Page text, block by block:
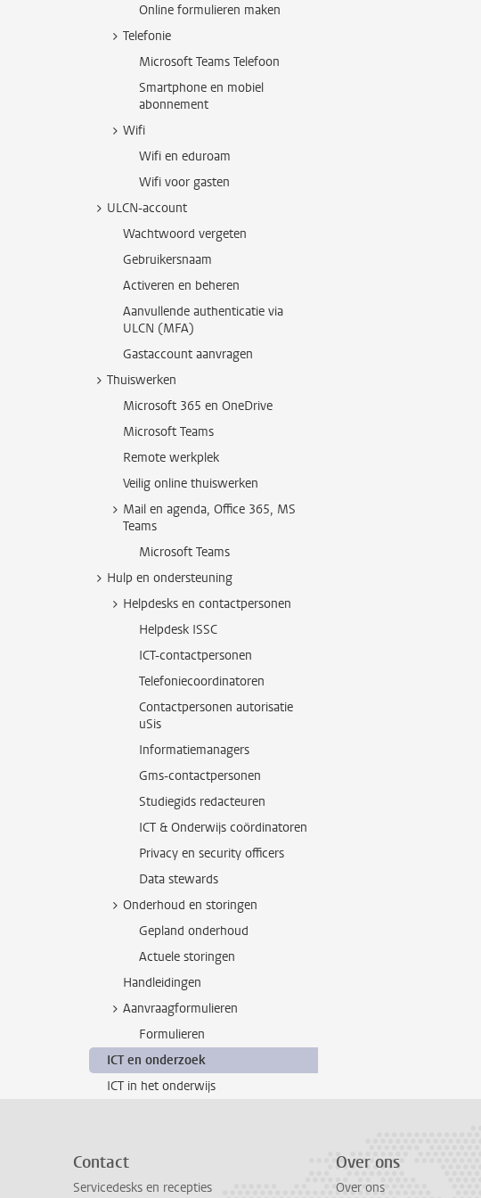
Online formulieren maken
Telefonie
Microsoft Teams Telefoon
Smartphone en mobiel
abonnement
Wifi
Wifi en eduroam
Wifi voor gasten
ULCN-account
Wachtwoord vergeten
Gebruikersnaam
Activeren en beheren
Aanvullende authenticatie via
ULCN (MFA)
Gastaccount aanvragen
Thuiswerken
Microsoft 365 en OneDrive
Microsoft Teams
Remote werkplek
Veilig online thuiswerken
Mail en agenda, Office 365, MS
Teams
Microsoft Teams
Hulp en ondersteuning
Helpdesks en contactpersonen
Helpdesk ISSC
ICT-contactpersonen
Telefoniecoordinatoren
Contactpersonen autorisatie
uSis
Informatiemanagers
Gms-contactpersonen
Studiegids redacteuren
ICT & Onderwijs coördinatoren
Privacy en security officers
Data stewards
Onderhoud en storingen
Gepland onderhoud
Actuele storingen
Handleidingen
Aanvraagformulieren
Formulieren
ICT en onderzoek
ICT in het onderwijs
Contact
Servicedesks en recepties
Over ons
Over ons